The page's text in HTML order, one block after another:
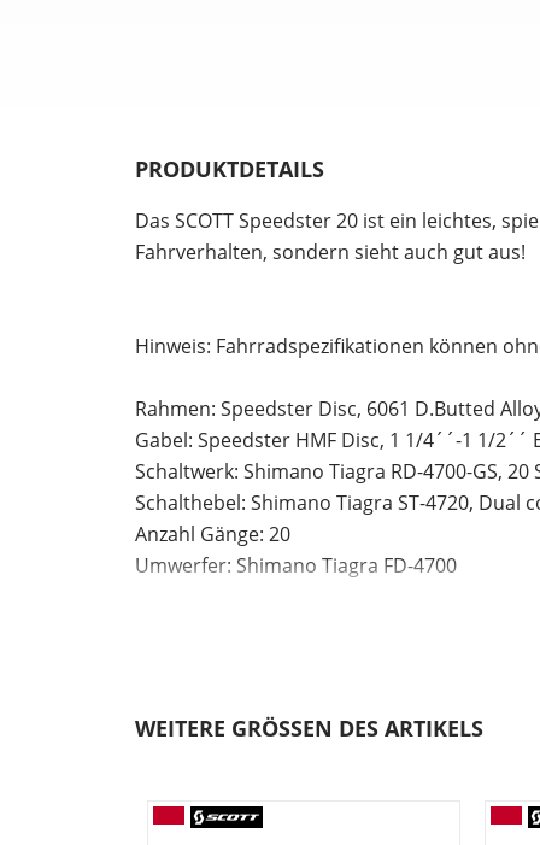
PRODUKTDETAILS
Das SCOTT Speedster 20 ist ein leichtes,
Fahrverhalten, sondern sieht auch gut aus!
Hinweis: Fahrradspezifikationen können
Rahmen: Speedster Disc, 6061 D.Butted
Gabel: Speedster HMF Disc, 1 1/4´´-1 1/
Schaltwerk: Shimano Tiagra RD-4700-GS, 20
Schalthebel: Shimano Tiagra ST-4720, Dual
Anzahl Gänge: 20
Umwerfer: Shimano Tiagra FD-4700
Bremsen vorne: Shimano BR-R4770 Hydr.Disc
Bremsscheibe hinten: Shimano RT-CL700
WEITERE GRÖSSEN DES ARTIKELS